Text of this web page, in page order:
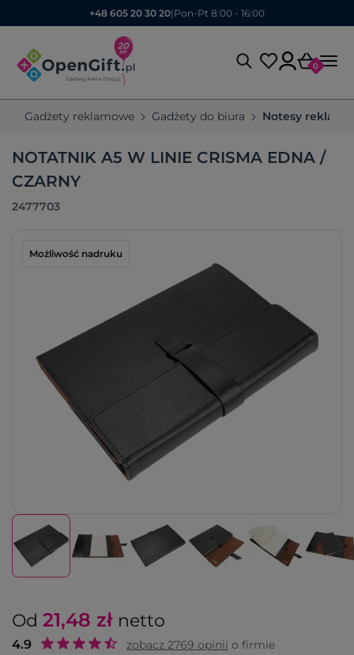
+48 605 20 30 20| Pon-Pt 8:00 - 16:00
0
Gadżety reklamowe Gadżety do biura Notesy
NOTATNIK A5 W LINIE CRISMA EDNA /
CZARNY
2477703
Możliwość nadruku
Od 21,48 zł netto
4.9 zobacz 2769 opinii o firmie